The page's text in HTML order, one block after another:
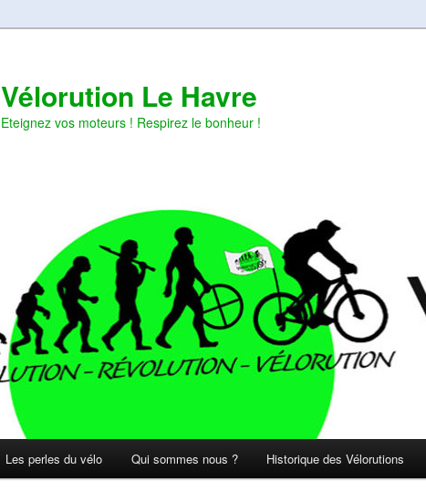
Vélorution Le Havre
Eteignez vos moteurs ! Respirez le bonheur !
Les perles du vélo Qui sommes nous ? Historique des Vélorutions